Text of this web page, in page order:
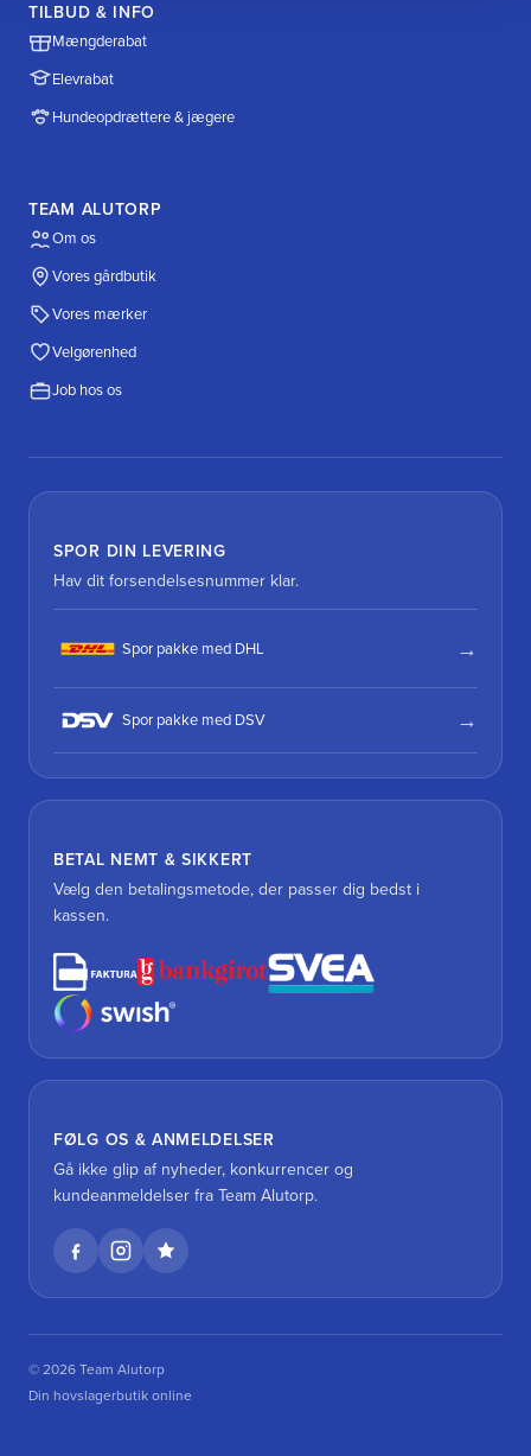
TILBUD & INFO
Mængderabat
Elevrabat
Hundeopdrættere & jægere
TEAM ALUTORP
Om os
Vores gårdbutik
Vores mærker
Velgørenhed
Job hos os
SPOR DIN LEVERING
Hav dit forsendelsesnummer klar.
Spor pakke med DHL
Spor pakke med DSV
BETAL NEMT & SIKKERT
Vælg den betalingsmetode, der passer dig bedst i
kassen.
FØLG OS & ANMELDELSER
Gå ikke glip af nyheder, konkurrencer og
kundeanmeldelser fra Team Alutorp.
© 2026 Team Alutorp
Din hovslagerbutik online